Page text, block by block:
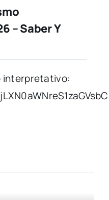
– Saber Y
interpretativo: